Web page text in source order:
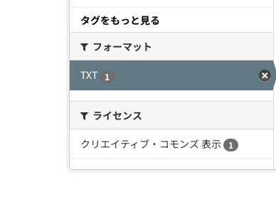
タグをもっと見る
フォーマット
TXT
1
ライセンス
クリエイティブ・コモンズ 表示
1